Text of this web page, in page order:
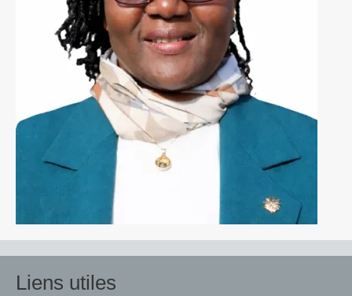
Liens utiles